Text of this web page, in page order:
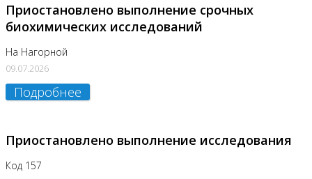
Приостановлено выполнение срочных
биохимических исследований
На Нагорной
09.07.2026
Подробнее
Приостановлено выполнение исследования
Код 157